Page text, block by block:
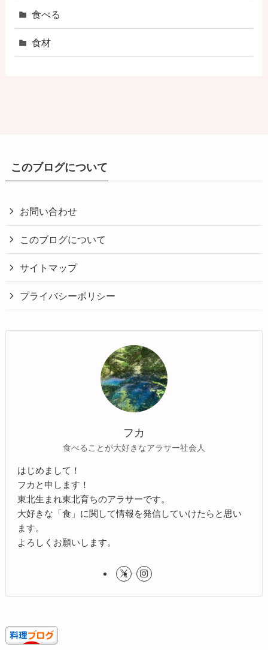
食べる
食材
このブログについて
お問い合わせ
このブログについて
サイトマップ
プライバシーポリシー
フカ
食べることが大好きなアラサー社会人
はじめまして！
フカと申します！
東北生まれ東北育ちのアラサーです。
大好きな「食」に関して情報を発信していけたらと思い
ます。
よろしくお願いします。